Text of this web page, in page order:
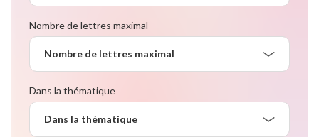
Nombre de lettres maximal
Nombre de lettres maximal
Dans la thématique
Dans la thématique